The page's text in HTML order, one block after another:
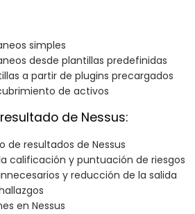
simples
desde plantillas predefinidas
a partir de plugins precargados
de activos
de Nessus:
de resultados de Nessus
calificación y puntuación de riesgos
y reducción de la salida
en Nessus